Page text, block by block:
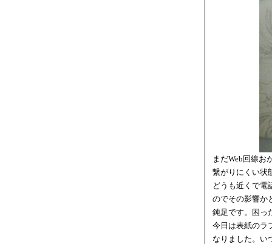
まだWeb回線お
繋がりにくい状
どうも近くで電
のでその影響か
鈍足です。困っ
今日は表紙のラ
なりました。い